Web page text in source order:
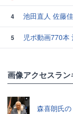
4 池田直人 佐藤
5
児ポ動画770本
画像アクセスラン
森喜朗氏